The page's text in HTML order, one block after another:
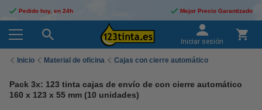
Pedido hoy, en 24h Mejor Precio Garantizado
Iniciar sesión
Inicio Material de oficina Cajas con cierre automático
Pack 3x: 123 tinta cajas de envío de con cierre automático
160 x 123 x 55 mm (10 unidades)